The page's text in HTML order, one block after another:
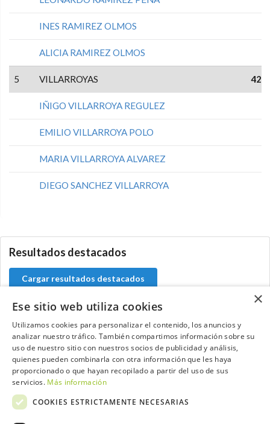
INES RAMIREZ OLMOS
ALICIA RAMIREZ OLMOS
5 VILLARROYAS 42
IÑIGO VILLARROYA REGULEZ
EMILIO VILLARROYA POLO
MARIA VILLARROYA ALVAREZ
DIEGO SANCHEZ VILLARROYA
Resultados destacados
Cargar resultados destacados
Contacta con el equipo de NextCaddy
Opina Contacta
×
Ese sitio web utiliza cookies
Utilizamos cookies para personalizar el contenido, los anuncios y
analizar nuestro tráfico. También compartimos información sobre su
uso de nuestro sitio con nuestros socios de publicidad y análisis,
quienes pueden combinarla con otra información que les haya
proporcionado o que hayan recopilado a partir del uso de sus
servicios. Más información
COOKIES ESTRICTAMENTE NECESARIAS